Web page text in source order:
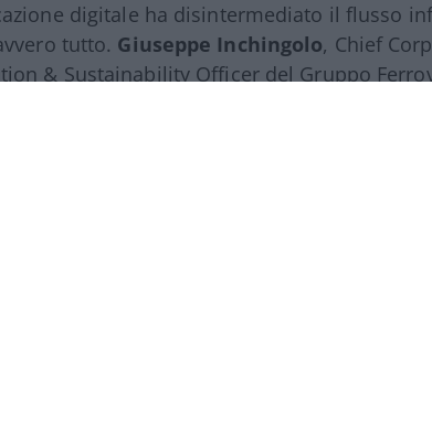
digitale ha disintermediato il flusso
tutto. Giuseppe Inchingolo, Chief
& Sustainability Officer del Gruppo